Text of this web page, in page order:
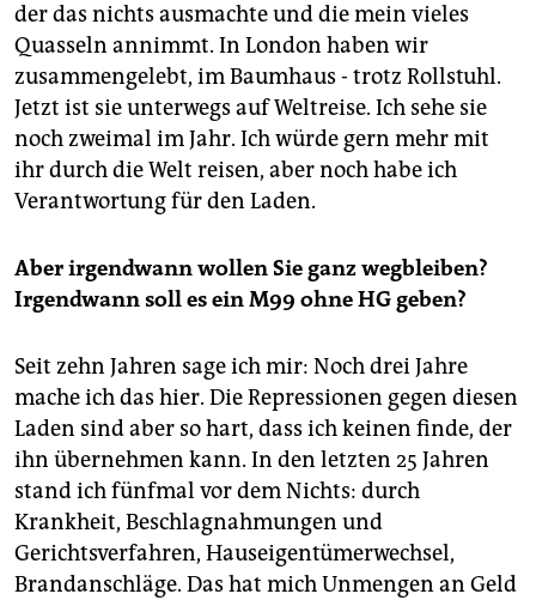
der das nichts ausmachte und die mein vieles
Quasseln annimmt. In London haben wir
zusammengelebt, im Baumhaus - trotz Rollstuhl.
Jetzt ist sie unterwegs auf Weltreise. Ich sehe sie
noch zweimal im Jahr. Ich würde gern mehr mit
ihr durch die Welt reisen, aber noch habe ich
Verantwortung für den Laden.
Aber irgendwann wollen Sie ganz wegbleiben?
Irgendwann soll es ein M99 ohne HG geben?
Seit zehn Jahren sage ich mir: Noch drei Jahre
mache ich das hier. Die Repressionen gegen diesen
Laden sind aber so hart, dass ich keinen finde, der
ihn übernehmen kann. In den letzten 25 Jahren
stand ich fünfmal vor dem Nichts: durch
Krankheit, Beschlagnahmungen und
Gerichtsverfahren, Hauseigentümerwechsel,
Brandanschläge. Das hat mich Unmengen an Geld